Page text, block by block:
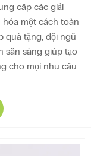
cấp các giải
hóa một cách toàn
quà tặng, đội ngũ
sẵn sàng giúp tạo
cho mọi nhu cầu